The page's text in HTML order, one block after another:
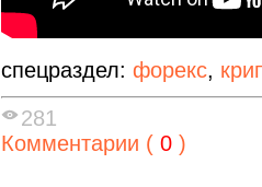
спецраздел: форекс,
281
Комментарии ( 0 )